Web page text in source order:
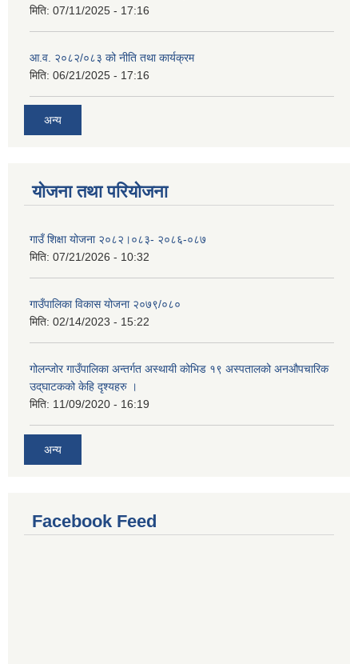
मिति: 07/11/2025 - 17:16
आ.व. २०८२/०८३ को नीति तथा कार्यक्रम
मिति: 06/21/2025 - 17:16
अन्य
योजना तथा परियोजना
गाउँ शिक्षा योजना २०८२।०८३- २०८६-०८७
मिति: 07/21/2026 - 10:32
गाउँपालिका विकास योजना २०७९/०८०
मिति: 02/14/2023 - 15:22
गोलन्जोर गाउँपालिका अन्तर्गत अस्थायी कोभिड १९ अस्पतालको अनऔपचारिक
उद्‌घाटकको केहि दृश्यहरु ।
मिति: 11/09/2020 - 16:19
अन्य
Facebook Feed